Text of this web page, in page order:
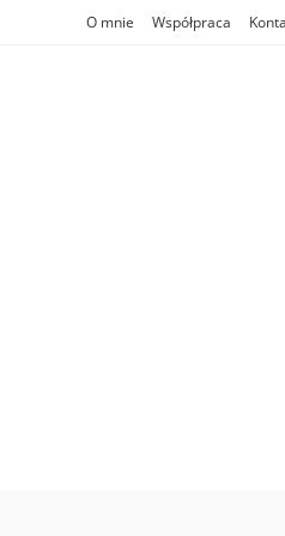
O mnie Współpraca